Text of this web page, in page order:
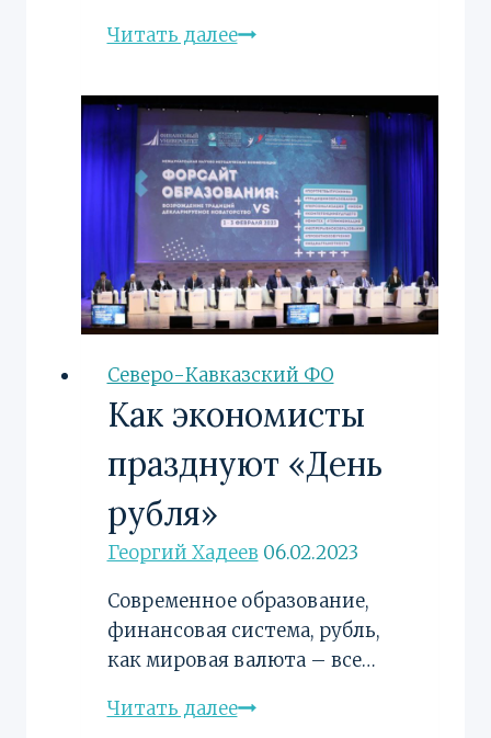
Читать далееФизики
лирика
Северо-Кавказский ФО
Как экономисты
празднуют «День
рубля»
Георгий Хадеев 06.02.2023
Современное образование,
финансовая система, рубль,
как мировая валюта – все…
Читать далееКак